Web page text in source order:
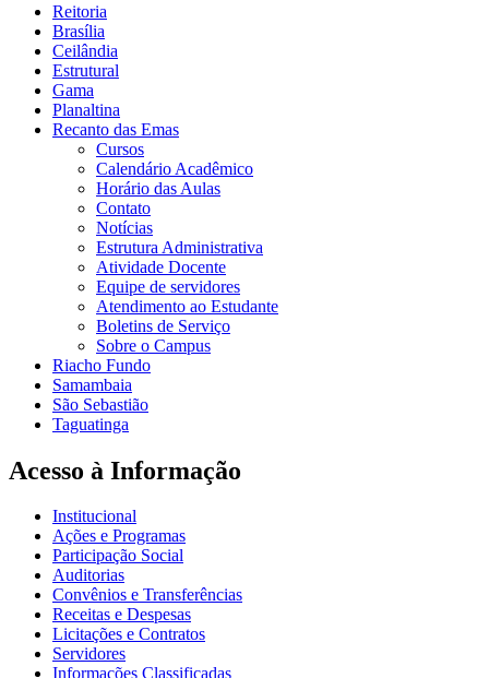
Reitoria
Brasília
Ceilândia
Estrutural
Gama
Planaltina
Recanto das Emas
Cursos
Calendário Acadêmico
Horário das Aulas
Contato
Notícias
Estrutura Administrativa
Atividade Docente
Equipe de servidores
Atendimento ao Estudante
Boletins de Serviço
Sobre o Campus
Riacho Fundo
Samambaia
São Sebastião
Taguatinga
Acesso à Informação
Institucional
Ações e Programas
Participação Social
Auditorias
Convênios e Transferências
Receitas e Despesas
Licitações e Contratos
Servidores
Informações Classificadas